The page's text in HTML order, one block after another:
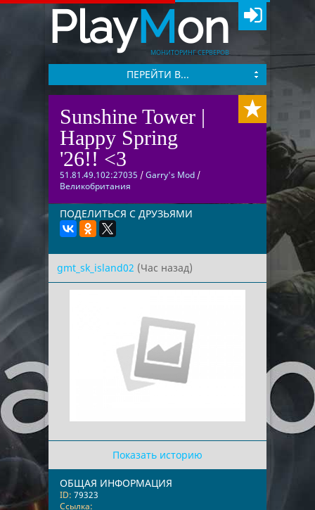
PlayMon
МОНИТОРИНГ СЕРВЕРОВ
ПЕРЕЙТИ В...
Sunshine Tower |
Happy Spring
'26!! <3
51.81.49.102:27035 /Garry's Mod /
Великобритания
ПОДЕЛИТЬСЯ С ДРУЗЬЯМИ
gmt_sk_island02 (Час назад)
Показать историю
ОБЩАЯ ИНФОРМАЦИЯ
ID: 79323
Ссылка: